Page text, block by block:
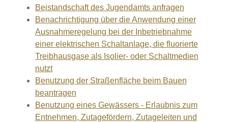
Beistandschaft des Jugendamts anfragen
Benachrichtigung über die Anwendung einer
Ausnahmeregelung bei der Inbetriebnahme
einer elektrischen Schaltanlage, die fluorierte
Treibhausgase als Isolier- oder Schaltmedien
nutzt
Benutzung der Straßenfläche beim Bauen
beantragen
Benutzung eines Gewässers - Erlaubnis zum
Entnehmen, Zutagefördern, Zutageleiten und